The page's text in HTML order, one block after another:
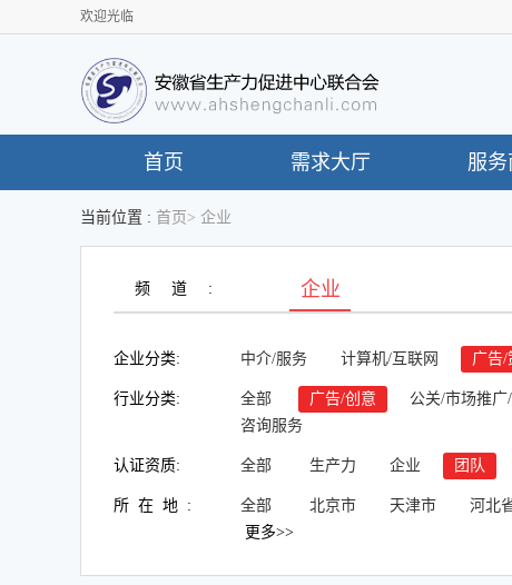
欢迎光临
首页 需求大厅 服务
当前位置 : 首页 > 企业
频道: 企业
企业分类: 中介/服务 计算机/互联网 广告/
行业分类: 全部 广告/创意 公关/市场推广
咨询服务
认证资质: 全部 生产力 企业 团队
所在地: 全部 北京市 天津市 河北
更多>>